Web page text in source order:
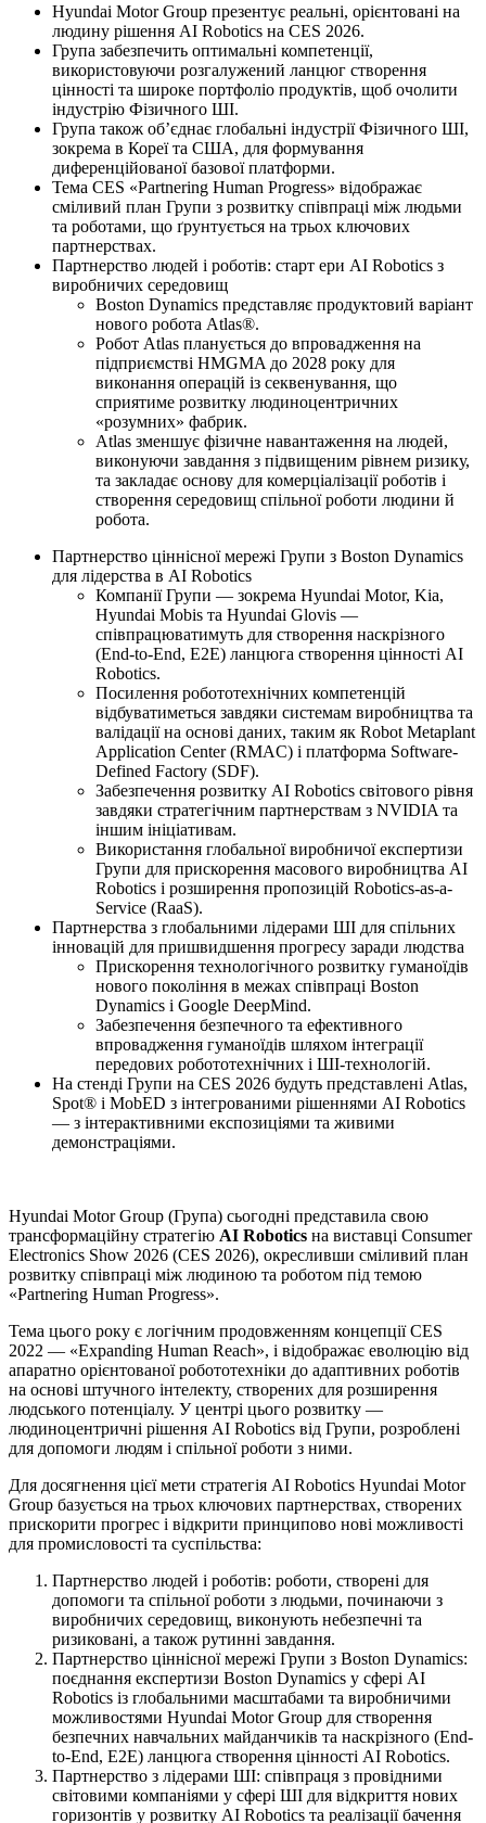
Hyundai Motor Group презентує реальні, орієнтовані на
людину рішення AI Robotics на CES 2026.
Група забезпечить оптимальні компетенції,
використовуючи розгалужений ланцюг створення
цінності та широке портфоліо продуктів, щоб очолити
індустрію Фізичного ШІ.
Група також об’єднає глобальні індустрії Фізичного ШІ,
зокрема в Кореї та США, для формування
диференційованої базової платформи.
Тема CES «Partnering Human Progress» відображає
сміливий план Групи з розвитку співпраці між людьми
та роботами, що ґрунтується на трьох ключових
партнерствах.
Партнерство людей і роботів: старт ери AI Robotics з
виробничих середовищ
Boston Dynamics представляє продуктовий варіант
нового робота Atlas®.
Робот Atlas планується до впровадження на
підприємстві HMGMA до 2028 року для
виконання операцій із секвенування, що
сприятиме розвитку людиноцентричних
«розумних» фабрик.
Atlas зменшує фізичне навантаження на людей,
виконуючи завдання з підвищеним рівнем ризику,
та закладає основу для комерціалізації роботів і
створення середовищ спільної роботи людини й
робота.
Партнерство ціннісної мережі Групи з Boston Dynamics
для лідерства в AI Robotics
Компанії Групи — зокрема Hyundai Motor, Kia,
Hyundai Mobis та Hyundai Glovis —
співпрацюватимуть для створення наскрізного
(End-to-End, E2E) ланцюга створення цінності AI
Robotics.
Посилення робототехнічних компетенцій
відбуватиметься завдяки системам виробництва та
валідації на основі даних, таким як Robot Metaplant
Application Center (RMAC) і платформа Software-
Defined Factory (SDF).
Забезпечення розвитку AI Robotics світового рівня
завдяки стратегічним партнерствам з NVIDIA та
іншим ініціативам.
Використання глобальної виробничої експертизи
Групи для прискорення масового виробництва AI
Robotics і розширення пропозицій Robotics-as-a-
Service (RaaS).
Партнерства з глобальними лідерами ШІ для спільних
інновацій для пришвидшення прогресу заради людства
Прискорення технологічного розвитку гуманоїдів
нового покоління в межах співпраці Boston
Dynamics і Google DeepMind.
Забезпечення безпечного та ефективного
впровадження гуманоїдів шляхом інтеграції
передових робототехнічних і ШІ-технологій.
На стенді Групи на CES 2026 будуть представлені Atlas,
Spot® і MobED з інтегрованими рішеннями AI Robotics
— з інтерактивними експозиціями та живими
демонстраціями.
Hyundai Motor Group (Група) сьогодні представила свою
трансформаційну стратегію AI Robotics на виставці Consumer
Electronics Show 2026 (CES 2026), окресливши сміливий план
розвитку співпраці між людиною та роботом під темою
«Partnering Human Progress».
Тема цього року є логічним продовженням концепції CES
2022 — «Expanding Human Reach», і відображає еволюцію від
апаратно орієнтованої робототехніки до адаптивних роботів
на основі штучного інтелекту, створених для розширення
людського потенціалу. У центрі цього розвитку —
людиноцентричні рішення AI Robotics від Групи, розроблені
для допомоги людям і спільної роботи з ними.
Для досягнення цієї мети стратегія AI Robotics Hyundai Motor
Group базується на трьох ключових партнерствах, створених
прискорити прогрес і відкрити принципово нові можливості
для промисловості та суспільства:
Партнерство людей і роботів: роботи, створені для
допомоги та спільної роботи з людьми, починаючи з
виробничих середовищ, виконують небезпечні та
ризиковані, а також рутинні завдання.
Партнерство ціннісної мережі Групи з Boston Dynamics:
поєднання експертизи Boston Dynamics у сфері AI
Robotics із глобальними масштабами та виробничими
можливостями Hyundai Motor Group для створення
безпечних навчальних майданчиків та наскрізного (End-
to-End, E2E) ланцюга створення цінності AI Robotics.
Партнерство з лідерами ШІ: співпраця з провідними
світовими компаніями у сфері ШІ для відкриття нових
горизонтів у розвитку AI Robotics та реалізації бачення